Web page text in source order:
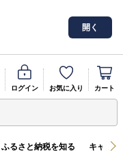
開く
ログイン お気に入り カート
ふるさと納税を知る キャン